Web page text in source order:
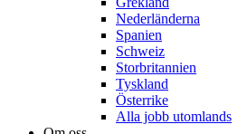
Nederländerna
Spanien
Schweiz
Storbritannien
Tyskland
Österrike
Alla jobb utomlands